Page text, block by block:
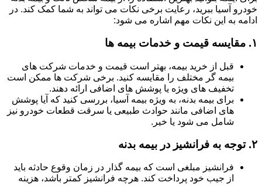
خودرو آسیا ببرید، رعایت برخی نکات می تواند به شما کمک کند. در
ادامه به این نکات مهم اشاره می شود:
۱. مقایسه قیمت و خدمات بیمه ها
قبل از خرید بیمه، بهتر است قیمت و خدمات شرکت های
بیمه گر مختلف را مقایسه کنید. برخی شرکت ها ممکن است
تخفیف های ویژه یا پوشش های اضافی ارائه دهند.
برای بیمه بدنه، به ویژه بیمه آسیا، بررسی کنید که آیا پوشش
های اضافی مانند حوادث طبیعی یا سرقت قطعات خودرو نیز
شامل می شود یا خیر.
۲. توجه به فرانشیز در بیمه بدنه
فرانشیز مبلغی است که بیمه گذار در زمان وقوع حادثه باید
از جیب خود پرداخت کند. هرچه فرانشیز کمتر باشد، هزینه